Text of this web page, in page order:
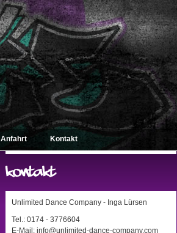
Anfahrt Kontakt
Unlimited Dance Company - Inga Lürsen
Tel.: 0174 - 3776604
E-Mail: info@unlimited-dance-company.com